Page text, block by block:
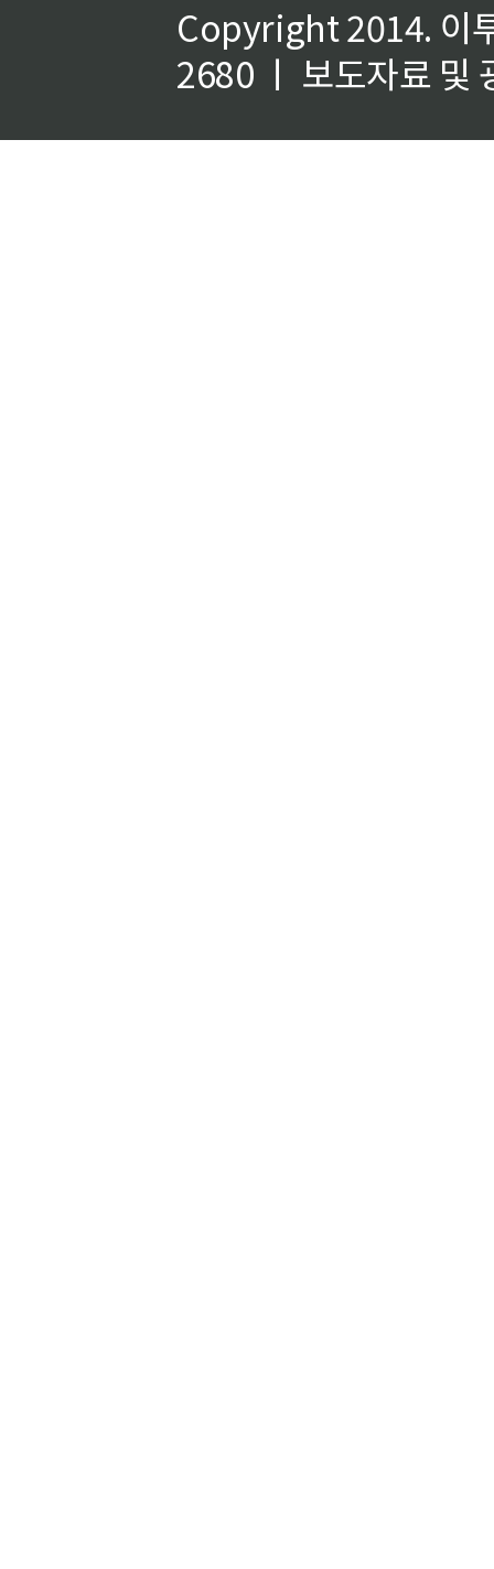
Copyright 2014. 이
2680 ㅣ 보도자료